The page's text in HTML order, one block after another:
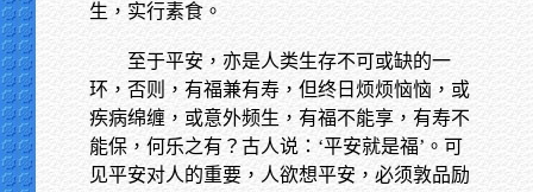
生，实行素食。
至于平安，亦是人类生存不可或缺的一
环，否则，有福兼有寿，但终日烦烦恼恼，或
疾病绵缠，或意外频生，有福不能享，有寿不
能保，何乐之有？古人说：‘平安就是福’。可
见平安对人的重要，人欲想平安，必须敦品励